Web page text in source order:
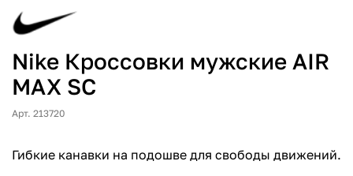
Nike Кроссовки мужские AIR
MAX SC
Арт. 213720
Гибкие канавки на подошве для свободы движений.